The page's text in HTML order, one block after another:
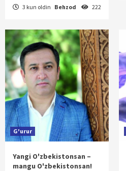
3 kun oldin Behzod 222
G'urur
Yangi O'zbekistonsan –
mangu O'zbekistonsan!